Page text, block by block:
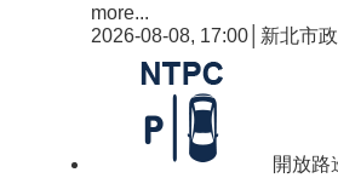
more...
2026-08-08, 17:00│新北市
開放路